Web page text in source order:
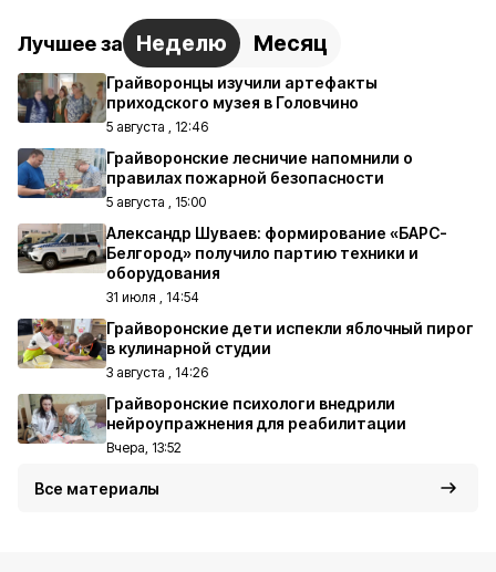
Лучшее за Неделю Месяц
Грайворонцы изучили артефакты
приходского музея в Головчино
5 августа , 12:46
Грайворонские лесничие напомнили о
правилах пожарной безопасности
5 августа , 15:00
Александр Шуваев: формирование «БАРС-
Белгород» получило партию техники и
оборудования
31 июля , 14:54
Грайворонские дети испекли яблочный пирог
в кулинарной студии
3 августа , 14:26
Грайворонские психологи внедрили
нейроупражнения для реабилитации
Вчера, 13:52
Все материалы